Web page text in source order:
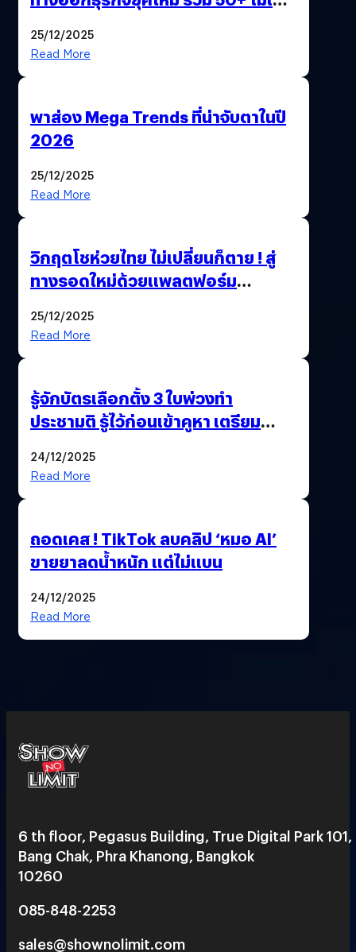
25/12/2025
Read More
พาส่อง Mega Trends ที่น่าจับตาในปี
2026
25/12/2025
Read More
วิกฤตโชห่วยไทย ไม่เปลี่ยนก็ตาย ! สู่
ทางรอดใหม่ด้วยแพลตฟอร์ม
25/12/2025
Read More
รู้จักบัตรเลือกตั้ง 3 ใบพ่วงทำ
ประชามติ รู้ไว้ก่อนเข้าคูหา เตรียม
24/12/2025
Read More
ถอดเคส ! TikTok ลบคลิป ‘หมอ AI’
ขายยาลดน้ำหนัก แต่ไม่แบน
24/12/2025
Read More
6 th floor, Pegasus Building, True Digital Park 101,
Bang Chak, Phra Khanong, Bangkok
10260
085-848-2253
sales@shownolimit.com